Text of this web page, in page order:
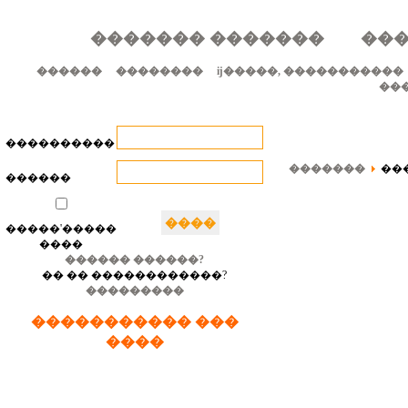
������� �������
������ �������� ĳ�����, �����������
����������
������
�����'�����
����
������ ������?
�� �� ������������?
���������
����������� ���
����
�������